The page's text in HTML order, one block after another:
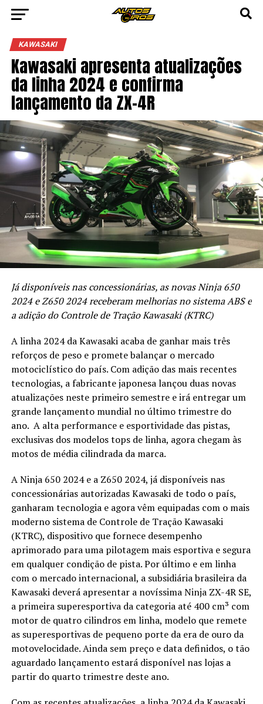
KAWASAKI
Kawasaki apresenta atualizações
da linha 2024 e confirma
lançamento da ZX-4R
Já disponíveis nas concessionárias, as novas Ninja 650
2024 e Z650 2024 receberam melhorias no sistema ABS e
a adição do Controle de Tração Kawasaki (KTRC)
A linha 2024 da Kawasaki acaba de ganhar mais três
reforços de peso e promete balançar o mercado
motociclístico do país. Com adição das mais recentes
tecnologias, a fabricante japonesa lançou duas novas
atualizações neste primeiro semestre e irá entregar um
grande lançamento mundial no último trimestre do
ano. A alta performance e esportividade das pistas,
exclusivas dos modelos tops de linha, agora chegam às
motos de média cilindrada da marca.
A Ninja 650 2024 e a Z650 2024, já disponíveis nas
concessionárias autorizadas Kawasaki de todo o país,
ganharam tecnologia e agora vêm equipadas com o mais
moderno sistema de Controle de Tração Kawasaki
(KTRC), dispositivo que fornece desempenho
aprimorado para uma pilotagem mais esportiva e segura
em qualquer condição de pista. Por último e em linha
com o mercado internacional, a subsidiária brasileira da
Kawasaki deverá apresentar a novíssima Ninja ZX-4R SE,
a primeira superesportiva da categoria até 400 cm³ com
motor de quatro cilindros em linha, modelo que remete
as superesportivas de pequeno porte da era de ouro da
motovelocidade. Ainda sem preço e data definidos, o tão
aguardado lançamento estará disponível nas lojas a
partir do quarto trimestre deste ano.
Vá para versão mobile